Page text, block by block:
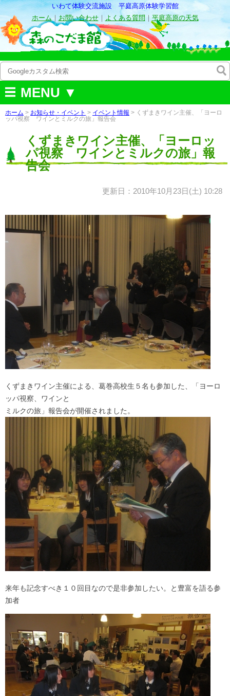
いわて体験交流施設 平庭高原体験学習館
ホーム｜ お問い合わせ｜ よくある質問 ｜ 平庭高原の天気
MENU ▼
ホーム > お知らせ・イベント > イベント情報 > くずまきワイン主催、「ヨーロ
ッパ視察 ワインとミルクの旅」報告会
くずまきワイン主催、「ヨーロッ
パ視察 ワインとミルクの旅」報
告会
更新日：2010年10月23日(土) 10:28
くずまきワイン主催による、葛巻高校生５名も参加した、「ヨーロ
ッパ視察、ワインと
ミルクの旅」報告会が開催されました。
来年も記念すべき１０回目なので是非参加したい。と豊富を語る参
加者